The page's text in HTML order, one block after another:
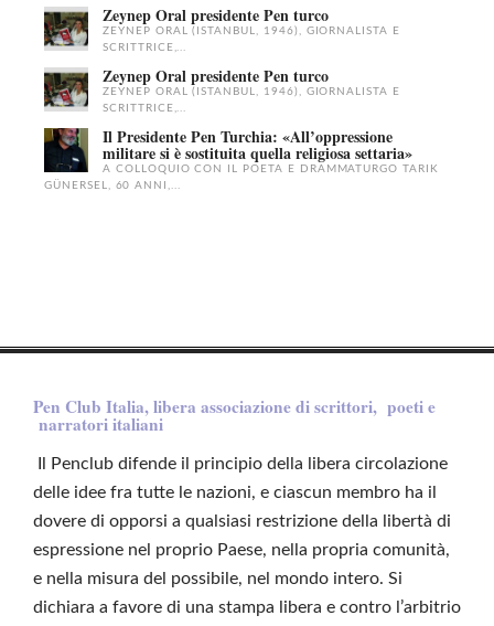
Zeynep Oral presidente Pen turco
ZEYNEP ORAL (ISTANBUL, 1946), GIORNALISTA E
SCRITTRICE,...
Zeynep Oral presidente Pen turco
ZEYNEP ORAL (ISTANBUL, 1946), GIORNALISTA E
SCRITTRICE,...
Il Presidente Pen Turchia: «All’oppressione
militare si è sostituita quella religiosa settaria»
A COLLOQUIO CON IL POETA E DRAMMATURGO TARIK
GÜNERSEL, 60 ANNI,...
Pen Club Italia, libera associazione di scrittori, poeti e
narratori italiani
Il Penclub difende il principio della libera circolazione
delle idee fra tutte le nazioni, e ciascun membro ha il
dovere di opporsi a qualsiasi restrizione della libertà di
espressione nel proprio Paese, nella propria comunità,
e nella misura del possibile, nel mondo intero. Si
dichiara a favore di una stampa libera e contro l’arbitrio